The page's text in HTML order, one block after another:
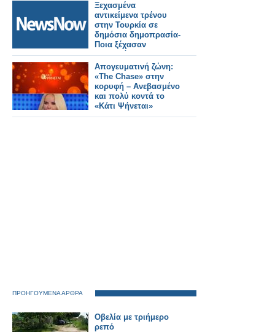
Ξεχασμένα
αντικείμενα τρένου
στην Τουρκία σε
δημόσια δημοπρασία-
Ποια ξέχασαν
περισσότερο οι
επιβάτες.
Απογευματινή ζώνη:
«The Chase» στην
κορυφή – Ανεβασμένο
και πολύ κοντά το
«Κάτι Ψήνεται»
ΠΡΟΗΓΟΥΜΕΝΑ ΑΡΘΡΑ
Οβελία με τριήμερο
ρεπό